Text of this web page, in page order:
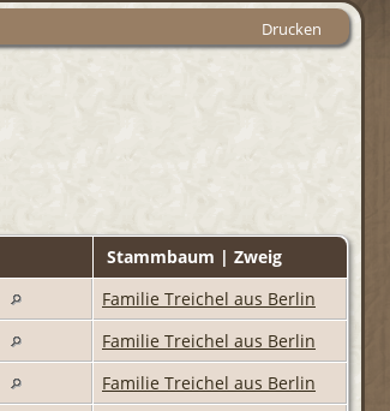
Drucken
Stammbaum | Zweig
Familie Treichel aus Berlin
Familie Treichel aus Berlin
Familie Treichel aus Berlin